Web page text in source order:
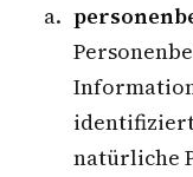
natürliche